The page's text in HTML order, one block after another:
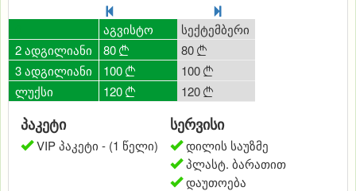
2 ადგილიანი
3 ადგილიანი
ლუქსი
80
100
120
აგვისტო
80 
100 
120 
სექტემბერი
80 
100 
120 
პაკეტი
VIP პაკეტი - (1 წელი)
სერვისი
დილის საუზმე
პლასტ. ბარათით
დაუთოება